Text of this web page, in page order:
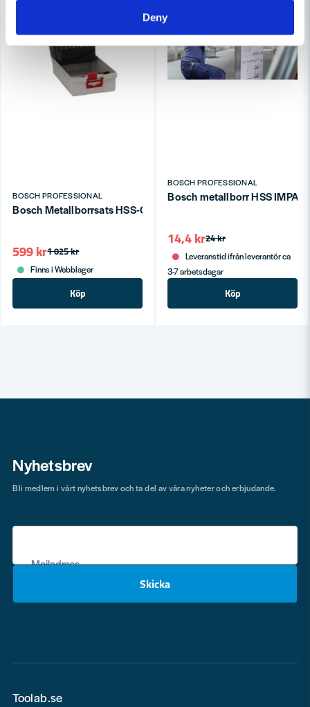
Deny
BOSCH PROFESSIONAL
Bosch Metallborrsats HSS-G 1-13mm 135° (25st)
1 025 kr
599 kr
Finns i Webblager
Köp
BOSCH PROFESSIONAL
Bosch metallborr HSS
24 kr
14,4 kr
Leveranstid ifrån leverantör ca
3-7 arbetsdagar
Köp
Nyhetsbrev
Mejladress
Skicka
Bli medlem i vårt nyhetsbrev och ta del av våra nyheter och erbjudande.
Toolab.se